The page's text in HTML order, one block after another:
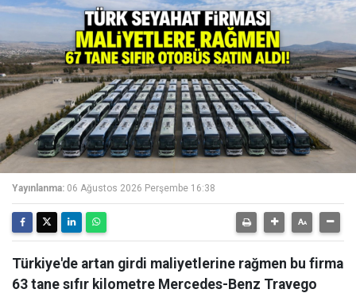
Yayınlanma: 06 Ağustos 2026 Perşembe 16:38
Türkiye'de artan girdi maliyetlerine rağmen bu firma
63 tane sıfır kilometre Mercedes-Benz Travego